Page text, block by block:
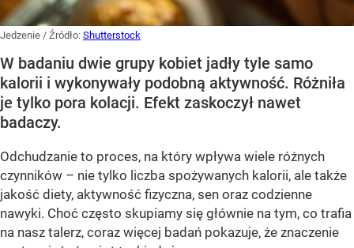
Jedzenie / Źródło: Shutterstock
W badaniu dwie grupy kobiet jadły tyle samo
kalorii i wykonywały podobną aktywność. Różniła
je tylko pora kolacji. Efekt zaskoczył nawet
badaczy.
Odchudzanie to proces, na który wpływa wiele różnych
czynników – nie tylko liczba spożywanych kalorii, ale także
jakość diety, aktywność fizyczna, sen oraz codzienne
nawyki. Choć często skupiamy się głównie na tym, co trafia
na nasz talerz, coraz więcej badań pokazuje, że znaczenie